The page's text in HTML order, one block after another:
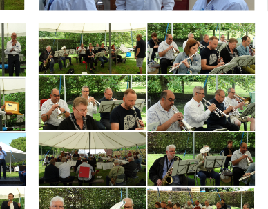
Branding
ARMCHAIR